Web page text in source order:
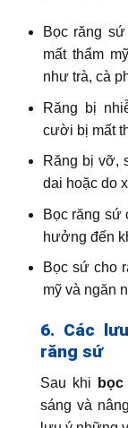
Bọc răng
mất thẩm
như trà, cà
Răng bị
cười bị mất
Răng bị vỡ,
dai hoặc do
Bọc răng sứ
hưởng đến
Bọc sứ cho
mỹ và ngăn
6. Các
răng sứ
Sau khi
sáng và